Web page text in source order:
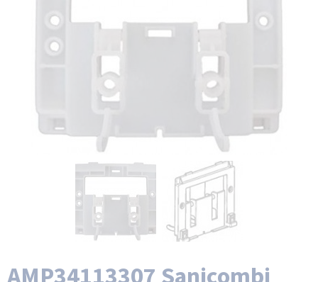
AMP34113307 Sanicombi